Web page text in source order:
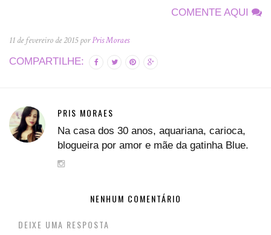
COMENTE AQUI
11 de fevereiro de 2015 porPris Moraes
COMPARTILHE:
PRIS MORAES
Na casa dos 30 anos, aquariana, carioca,
blogueira por amor e mãe da gatinha Blue.
NENHUM COMENTÁRIO
DEIXE UMA RESPOSTA